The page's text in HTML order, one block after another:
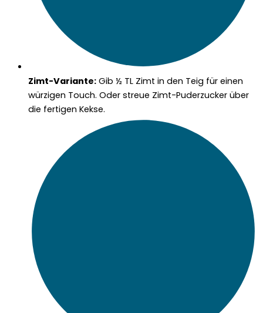
Zimt-Variante: Gib ½ TL Zimt in den Teig für einen
würzigen Touch. Oder streue Zimt-Puderzucker über
die fertigen Kekse.